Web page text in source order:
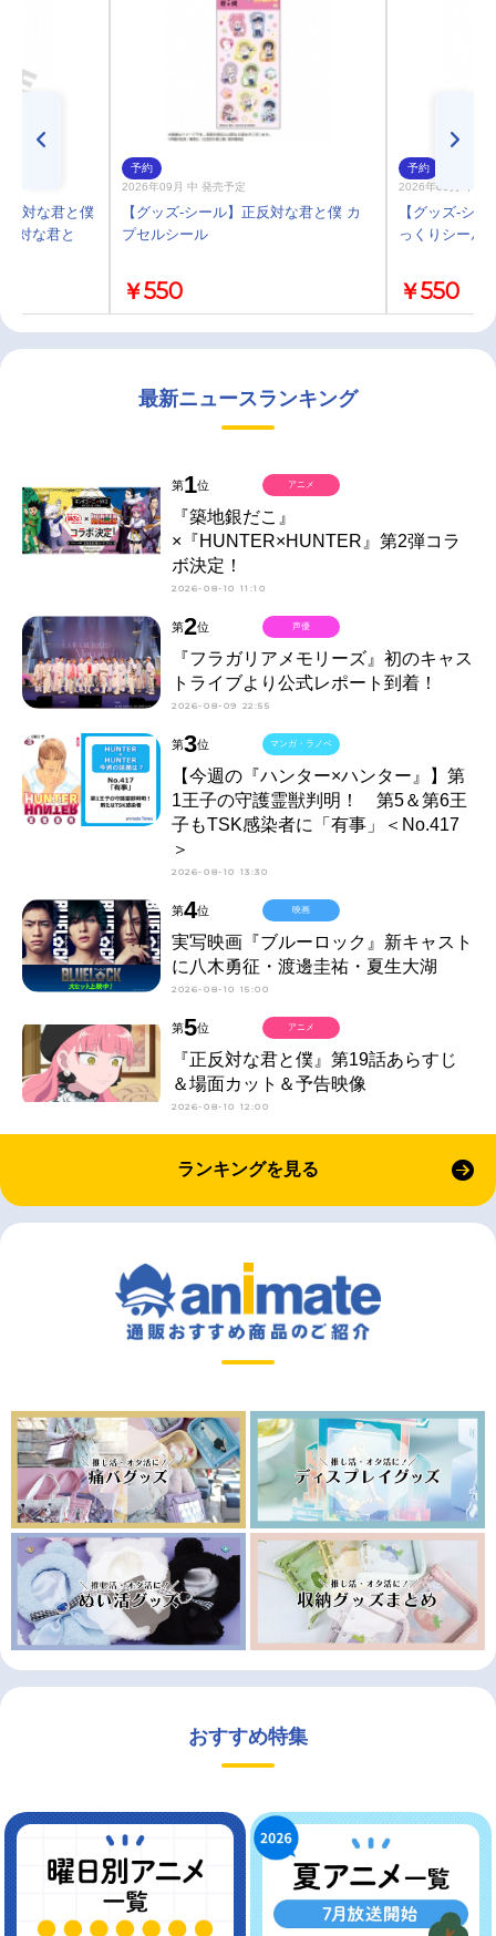
反対な君と僕
対な君と
予約
2026年09月 中 発売予定
【グッズ-シール】正反対な君と僕 カ
プセルシール
￥550
予約
2026年09月 中 発
【グッズ-シ
っくりシール
￥550
最新ニュースランキング
第1位
『築地銀だこ』
×『HUNTER×HUNTER』第2弾コラ
ボ決定！
2026-08-10 11:10
アニメ
第2位
『フラガリアメモリーズ』初のキャス
トライブより公式レポート到着！
2026-08-09 22:55
声優
第3位
【今週の『ハンター×ハンター』】第
1王子の守護霊獣判明！ 第5＆第6王
子もTSK感染者に「有事」＜No.417
＞
2026-08-10 13:30
マンガ・ラノベ
第4位
実写映画『ブルーロック』新キャスト
に八木勇征・渡邊圭祐・夏生大湖
2026-08-10 15:00
映画
第5位
『正反対な君と僕』第19話あらすじ
＆場面カット＆予告映像
2026-08-10 12:00
アニメ
ランキングを見る
おすすめ特集